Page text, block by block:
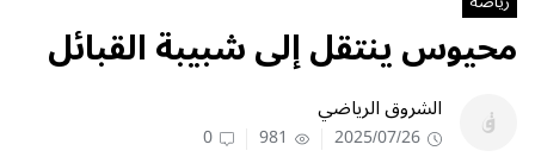
محيوس ينتقل إلى شبيبة القبائل
الشروق الرياضي
2025/07/26
981
0